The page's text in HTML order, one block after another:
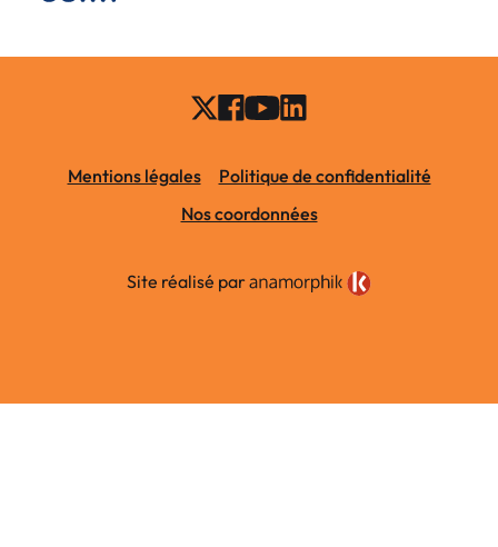
Mentions légales
Politique de confidentialité
Nos coordonnées
Site réalisé par